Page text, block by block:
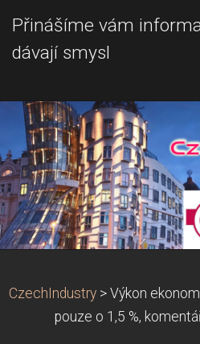
Přinášíme vám
dávají smysl
CzechIndustry > Výkon
pouze o 1,5 %,